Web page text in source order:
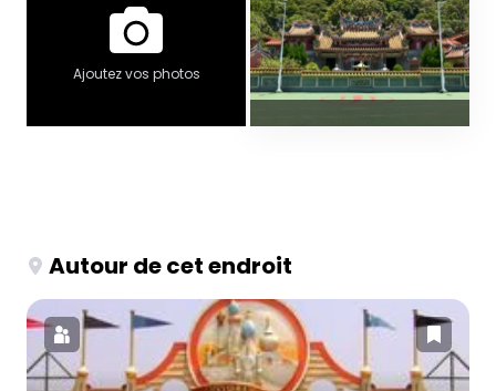
Ajoutez vos photos
Autour de cet endroit